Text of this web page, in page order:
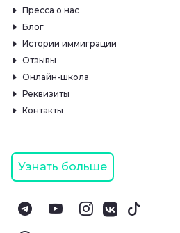
Пресса о нас
Блог
Истории иммиграции
Отзывы
Онлайн-школа
Реквизиты
Контакты
Узнать больше